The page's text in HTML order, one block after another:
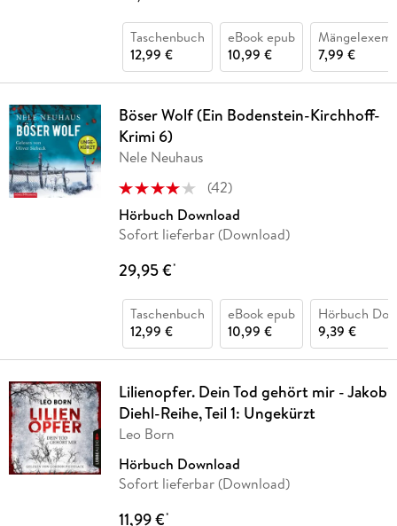
Taschenbuch
12,99 €
eBook epub
10,99 €
7,99 €
Böser Wolf (Ein Bodenstein-Kirchhoff-
Krimi 6)
Nele Neuhaus
(42)
Hörbuch Download
Sofort lieferbar (Download)
29,95 €*
Taschenbuch
12,99 €
eBook epub
10,99 €
Hörbuch
9,39 €
Lilienopfer. Dein Tod gehört mir - Jakob
Diehl-Reihe, Teil 1: Ungekürzt
Leo Born
Hörbuch Download
Sofort lieferbar (Download)
11,99 €*